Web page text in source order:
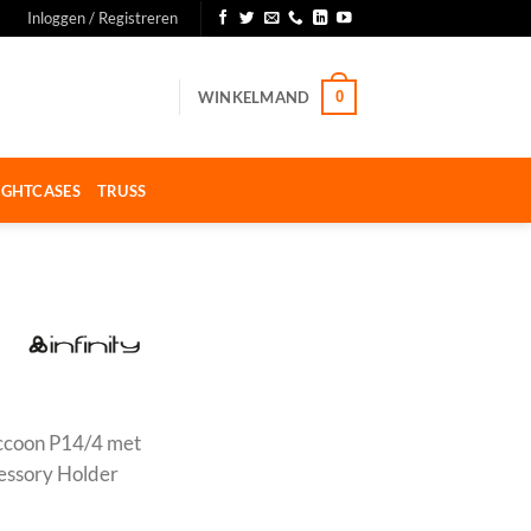
Inloggen / Registreren
WINKELMAND 0
TRUSS
P14/4 met
Holder